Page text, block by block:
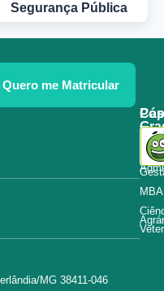
Segurança Pública
Quero me Matricular
MG 38411-046
MBA